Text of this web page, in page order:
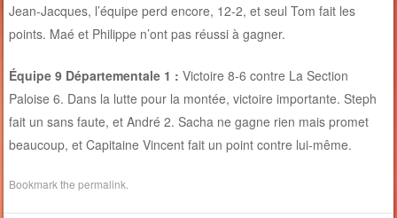
Jean-Jacques, l’équipe perd encore, 12-2, et seul Tom fait les
points. Maé et Philippe n’ont pas réussi à gagner.
Équipe 9 Départementale 1 : Victoire 8-6 contre La Section
Paloise 6. Dans la lutte pour la montée, victoire importante. Steph
fait un sans faute, et André 2. Sacha ne gagne rien mais promet
beaucoup, et Capitaine Vincent fait un point contre lui-même.
Bookmark thepermalink